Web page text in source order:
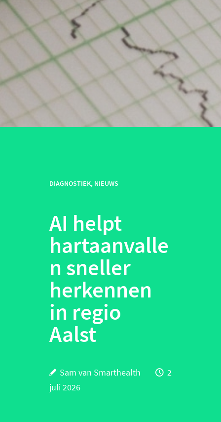
DIAGNOSTIEK, NIEUWS
AI helpt
hartaanvalle
n sneller
herkennen
in regio
Aalst
Sam van Smarthealth
2
juli 2026